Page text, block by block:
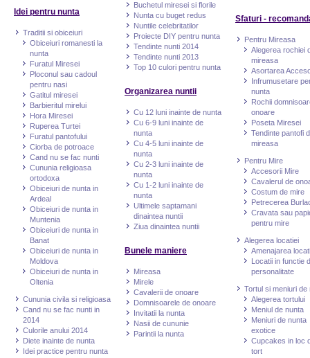
Idei pentru nunta
Traditii si obiceiuri
Obiceiuri romanesti la
nunta
Furatul Miresei
Ploconul sau cadoul
pentru nasi
Gatitul miresei
Barbieritul mirelui
Hora Miresei
Ruperea Turtei
Furatul pantofului
Ciorba de potroace
Cand nu se fac nunti
Cununia religioasa
ortodoxa
Obiceiuri de nunta in
Ardeal
Obiceiuri de nunta in
Muntenia
Obiceiuri de nunta in
Banat
Obiceiuri de nunta in
Moldova
Obiceiuri de nunta in
Oltenia
Cununia civila si religioasa
Cand nu se fac nunti in
2014
Culorile anului 2014
Diete inainte de nunta
Idei practice pentru nunta
Buchetul miresei si florile
Nunta cu buget redus
Nuntile celebritatilor
Proiecte DIY pentru nunta
Tendinte nunti 2014
Tendinte nunti 2013
Top 10 culori pentru nunta
Organizarea nuntii
Cu 12 luni inainte de nunta
Cu 6-9 luni inainte de
nunta
Cu 4-5 luni inainte de
nunta
Cu 2-3 luni inainte de
nunta
Cu 1-2 luni inainte de
nunta
Ultimele saptamani
dinaintea nuntii
Ziua dinaintea nuntii
Bunele maniere
Mireasa
Mirele
Cavalerii de onoare
Domnisoarele de onoare
Invitatii la nunta
Nasii de cununie
Parintii la nunta
Sfaturi -
Pentru Mireasa
Alegerea rochiei
mireasa
Asortarea
Infrumusetare
nunta
Rochii
onoare
Poseta Miresei
Tendinte pantofi
mireasa
Pentru Mire
Accesorii Mire
Cavalerul de
Costum de mire
Petrecerea
Cravata sau
pentru mire
Alegerea locatiei
Amenajarea
Locatii in functie
personalitate
Tortul si meniuri de
Alegerea tortului
Meniul de nunta
Meniuri de nunta
exotice
Cupcakes in loc
tort